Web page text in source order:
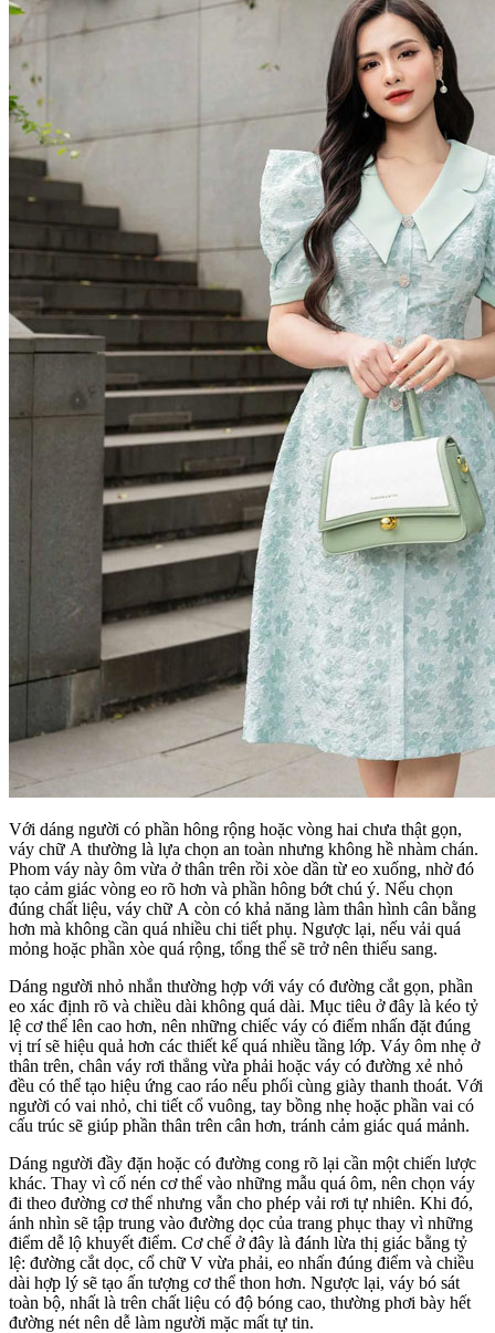
Với dáng người có phần hông rộng hoặc vòng hai chưa thật gọn,
váy chữ A thường là lựa chọn an toàn nhưng không hề nhàm chán.
Phom váy này ôm vừa ở thân trên rồi xòe dần từ eo xuống, nhờ đó
tạo cảm giác vòng eo rõ hơn và phần hông bớt chú ý. Nếu chọn
đúng chất liệu, váy chữ A còn có khả năng làm thân hình cân bằng
hơn mà không cần quá nhiều chi tiết phụ. Ngược lại, nếu vải quá
mỏng hoặc phần xòe quá rộng, tổng thể sẽ trở nên thiếu sang.
Dáng người nhỏ nhắn thường hợp với váy có đường cắt gọn, phần
eo xác định rõ và chiều dài không quá dài. Mục tiêu ở đây là kéo tỷ
lệ cơ thể lên cao hơn, nên những chiếc váy có điểm nhấn đặt đúng
vị trí sẽ hiệu quả hơn các thiết kế quá nhiều tầng lớp. Váy ôm nhẹ ở
thân trên, chân váy rơi thẳng vừa phải hoặc váy có đường xẻ nhỏ
đều có thể tạo hiệu ứng cao ráo nếu phối cùng giày thanh thoát. Với
người có vai nhỏ, chi tiết cổ vuông, tay bồng nhẹ hoặc phần vai có
cấu trúc sẽ giúp phần thân trên cân hơn, tránh cảm giác quá mảnh.
Dáng người đầy đặn hoặc có đường cong rõ lại cần một chiến lược
khác. Thay vì cố nén cơ thể vào những mẫu quá ôm, nên chọn váy
đi theo đường cơ thể nhưng vẫn cho phép vải rơi tự nhiên. Khi đó,
ánh nhìn sẽ tập trung vào đường dọc của trang phục thay vì những
điểm dễ lộ khuyết điểm. Cơ chế ở đây là đánh lừa thị giác bằng tỷ
lệ: đường cắt dọc, cổ chữ V vừa phải, eo nhấn đúng điểm và chiều
dài hợp lý sẽ tạo ấn tượng cơ thể thon hơn. Ngược lại, váy bó sát
toàn bộ, nhất là trên chất liệu có độ bóng cao, thường phơi bày hết
đường nét nên dễ làm người mặc mất tự tin.